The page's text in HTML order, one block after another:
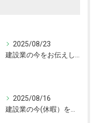
2025/08/23
2025/08/16